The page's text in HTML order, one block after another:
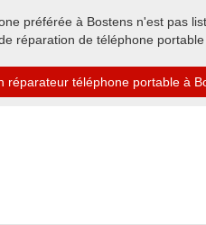
préférée à Bostens n'est pas
réparation de téléphone
réparateur téléphone portable à